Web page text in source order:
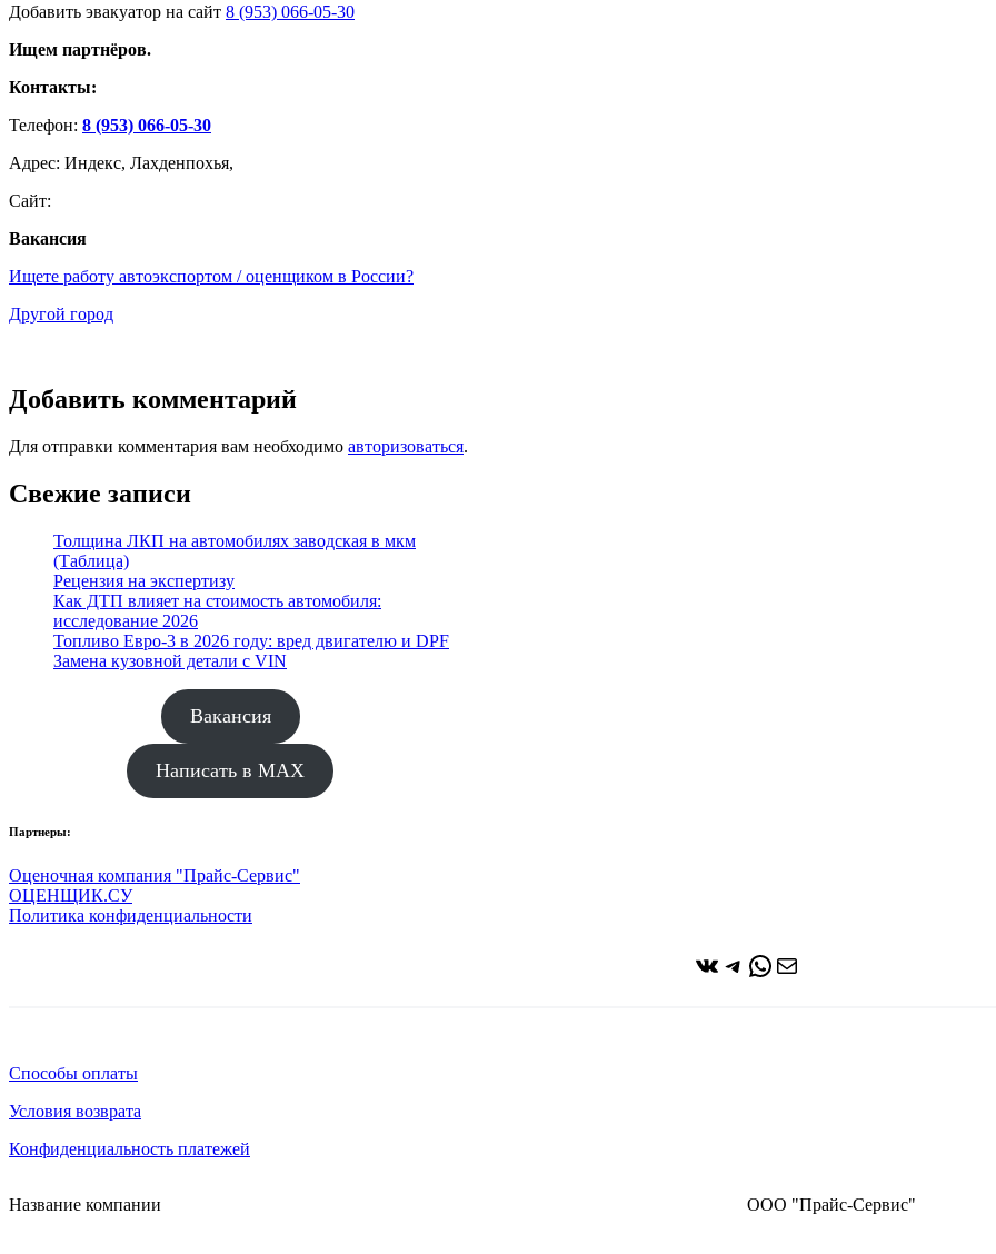
Добавить эвакуатор на сайт 8 (953) 066-05-30
Ищем партнёров.
Контакты:
Телефон: 8 (953) 066-05-30
Адрес: Индекс, Лахденпохья,
Сайт:
Вакансия
Ищете работу автоэкспортом / оценщиком в России?
Другой город
Добавить комментарий
Для отправки комментария вам необходимо авторизоваться.
Свежие записи
Толщина ЛКП на автомобилях заводская в мкм
(Таблица)
Рецензия на экспертизу
Как ДТП влияет на стоимость автомобиля:
исследование 2026
Топливо Евро-3 в 2026 году: вред двигателю и DPF
Замена кузовной детали с VIN
Вакансия
Написать в MAX
Партнеры:
Оценочная компания "Прайс-Сервис"
ОЦЕНЩИК.СУ
Политика конфиденциальности
ВКонтакте
Telegram
WhatsApp
Почта
Способы оплаты
Условия возврата
Конфиденциальность платежей
Название компании ООО "Прайс-Сервис"